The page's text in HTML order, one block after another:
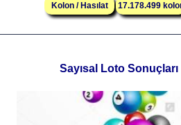
Kolon / Hasılat 17.178.499
Sayısal Loto